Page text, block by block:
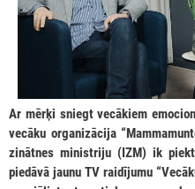
Ar mērķi sniegt vecākiem
vecāku organizācija
zinātnes ministriju (IZM) ik
piedāvā jaunu TV raidījumu